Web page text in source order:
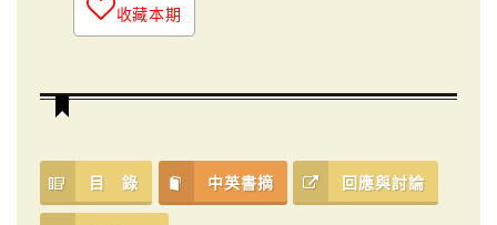
收藏本期
目 錄 中英書摘 回應與討論